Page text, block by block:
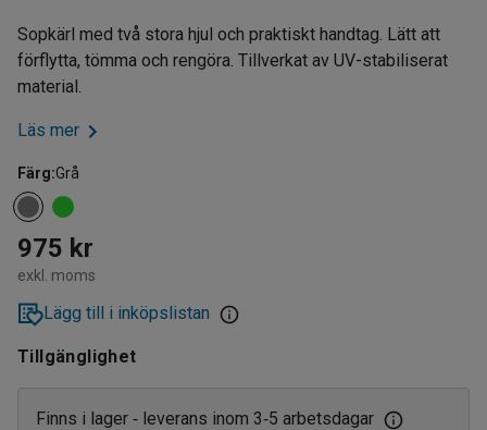
Sopkärl med två stora hjul och praktiskt handtag. Lätt att
förflytta, tömma och rengöra. Tillverkat av UV-stabiliserat
material.
Läs mer
Färg:Grå
975 kr
exkl. moms
Lägg till i inköpslistan
Tillgänglighet
Finns i lager ‑ leverans inom 3‑5 arbetsdagar